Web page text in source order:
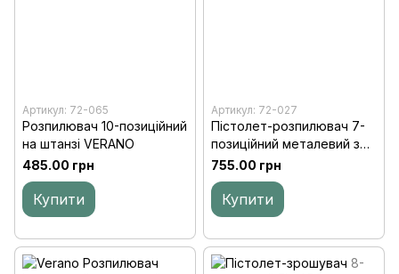
Артикул: 72-065
Розпилювач 10-позиційний
на штанзі VERANO
485.00 грн
Купити
Артикул: 72-027
Пістолет-розпилювач 7-
позиційний металевий з
фіксатором потоку
VERANO
755.00 грн
Купити